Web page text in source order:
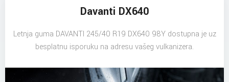
Davanti DX640
Letnja guma DAVANTI 245/40 R19 DX640 98Y dostupna je uz
besplatnu isporuku na adresu vašeg vulkanizera.